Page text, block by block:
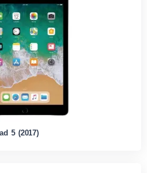
5 (2017)